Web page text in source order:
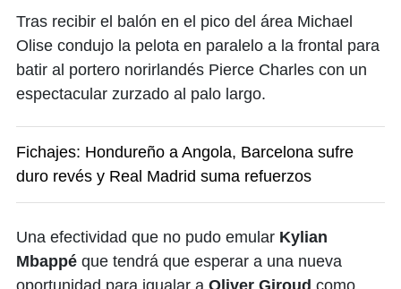
Tras recibir el balón en el pico del área Michael
Olise condujo la pelota en paralelo a la frontal para
batir al portero norirlandés Pierce Charles con un
espectacular zurzado al palo largo.
Fichajes: Hondureño a Angola, Barcelona sufre
duro revés y Real Madrid suma refuerzos
Una efectividad que no pudo emular Kylian
Mbappé que tendrá que esperar a una nueva